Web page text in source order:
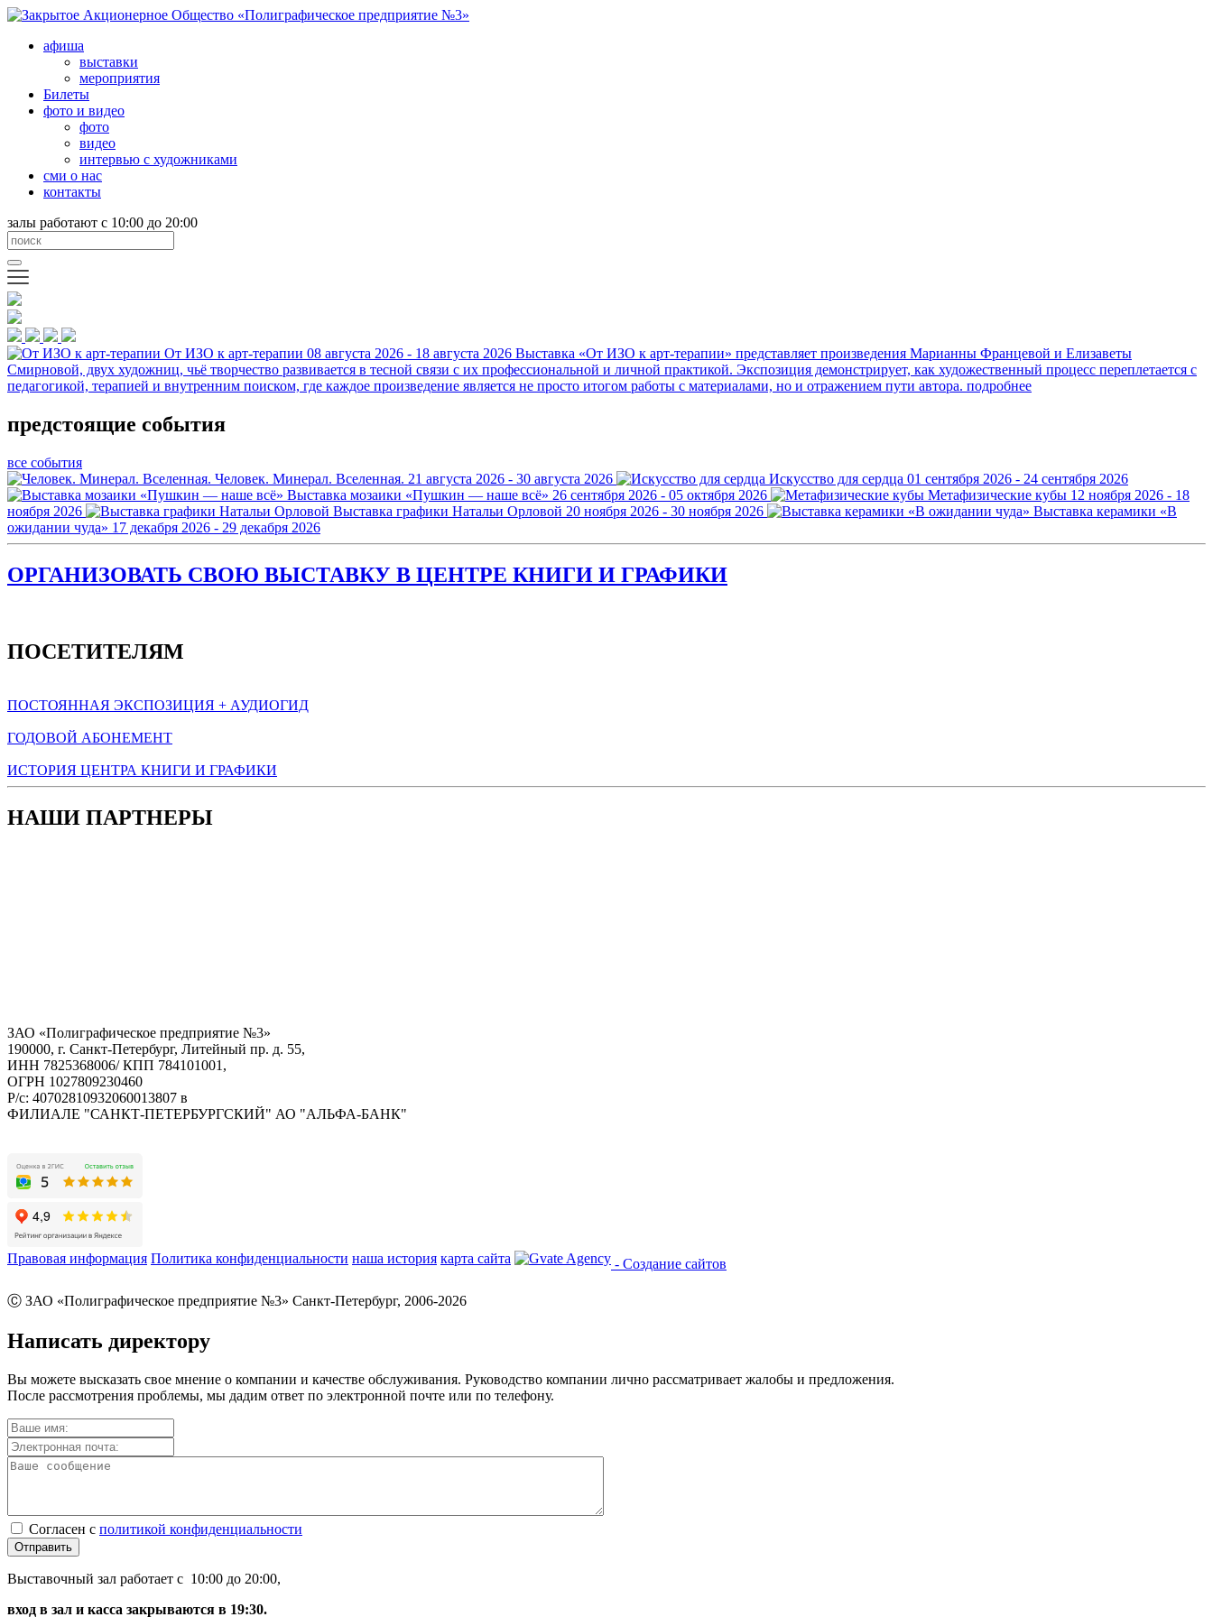
афиша
выставки
мероприятия
Билеты
фото и видео
фото
видео
интервью с художниками
сми о нас
контакты
залы работают с 10:00 до 20:00
От ИЗО к арт-терапии 08 августа 2026 - 18 августа 2026 Выставка «От ИЗО к арт-терапии» представляет произведения Марианны Францевой и Елизаветы
Смирновой, двух художниц, чьё творчество развивается в тесной связи с их профессиональной и личной практикой. Экспозиция демонстрирует, как художественный процесс переплетается с
педагогикой, терапией и внутренним поиском, где каждое произведение является не просто итогом работы с материалами, но и отражением пути автора. подробнее
предстоящие события
все события
Человек. Минерал. Вселенная. 21 августа 2026 - 30 августа 2026 Искусство для сердца 01 сентября 2026 - 24 сентября 2026
Выставка мозаики «Пушкин — наше всё» 26 сентября 2026 - 05 октября 2026 Метафизические кубы 12 ноября 2026 - 18
ноября 2026
Выставка графики Натальи Орловой 20 ноября 2026 - 30 ноября 2026
Выставка керамики «В
ожидании чуда» 17 декабря 2026 - 29 декабря 2026
ОРГАНИЗОВАТЬ СВОЮ ВЫСТАВКУ В ЦЕНТРЕ КНИГИ И ГРАФИКИ
ПОСЕТИТЕЛЯМ
ПОСТОЯННАЯ ЭКСПОЗИЦИЯ + АУДИОГИД
ГОДОВОЙ АБОНЕМЕНТ
ИСТОРИЯ ЦЕНТРА КНИГИ И ГРАФИКИ
НАШИ ПАРТНЕРЫ
ЗАО «Полиграфическое предприятие №3»
190000, г. Санкт-Петербург, Литейный пр. д. 55,
ИНН 7825368006/ КПП 784101001,
ОГРН 1027809230460
Р/с: 40702810932060013807 в
ФИЛИАЛЕ "САНКТ-ПЕТЕРБУРГСКИЙ" АО "АЛЬФА-БАНК"
Правовая информация Политика конфиденциальности наша история карта сайта - Создание сайтов
Ⓒ ЗАО «Полиграфическое предприятие №3» Санкт-Петербург, 2006-2026
Написать директору
Вы можете высказать свое мнение о компании и качестве обслуживания. Руководство компании лично рассматривает жалобы и предложения.
После рассмотрения проблемы, мы дадим ответ по электронной почте или по телефону.
Согласен с политикой конфиденциальности
Отправить
Выставочный зал работает с 10:00 до 20:00,
вход в зал и касса закрываются в 19:30.